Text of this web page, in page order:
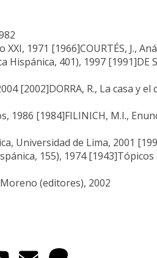
1971 [1966]COURTÉS, J.,
401), 1997 [1991]DE
[2002]DORRA, R., La casa y
1986 [1984]FILINICH, M.I.,
Universidad de Lima, 2001
155), 1974
(editores), 2002